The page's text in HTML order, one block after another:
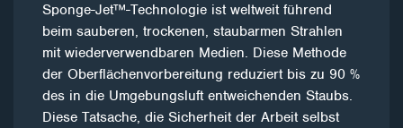
Sponge-Jet™-Technologie ist weltweit führend
beim sauberen, trockenen, staubarmen Strahlen
mit wiederverwendbaren Medien. Diese Methode
der Oberflächenvorbereitung reduziert bis zu 90 %
des in die Umgebungsluft entweichenden Staubs.
Diese Tatsache, die Sicherheit der Arbeit selbst